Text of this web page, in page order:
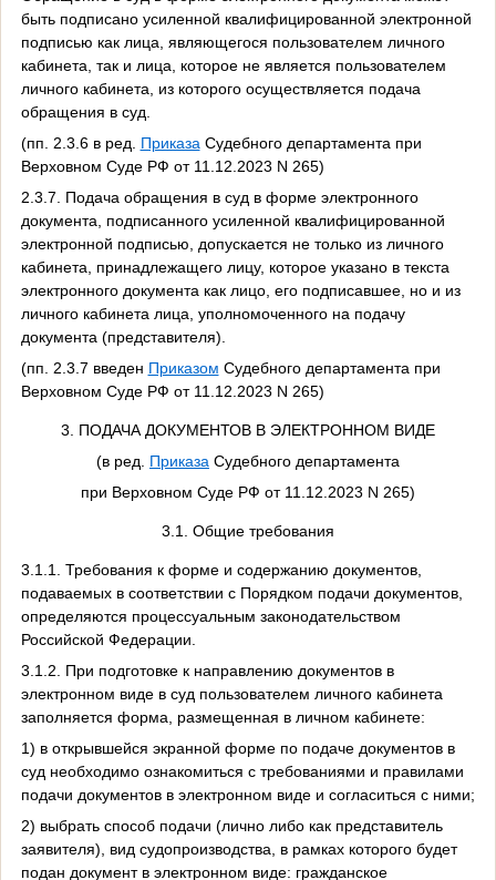
быть подписано усиленной квалифицированной электронной
подписью как лица, являющегося пользователем личного
кабинета, так и лица, которое не является пользователем
личного кабинета, из которого осуществляется подача
обращения в суд.
(пп. 2.3.6 в ред. Приказа Судебного департамента при
Верховном Суде РФ от 11.12.2023 N 265)
2.3.7. Подача обращения в суд в форме электронного
документа, подписанного усиленной квалифицированной
электронной подписью, допускается не только из личного
кабинета, принадлежащего лицу, которое указано в текста
электронного документа как лицо, его подписавшее, но и из
личного кабинета лица, уполномоченного на подачу
документа (представителя).
(пп. 2.3.7 введен Приказом Судебного департамента при
Верховном Суде РФ от 11.12.2023 N 265)
3. ПОДАЧА ДОКУМЕНТОВ В ЭЛЕКТРОННОМ ВИДЕ
(в ред. Приказа Судебного департамента
при Верховном Суде РФ от 11.12.2023 N 265)
3.1. Общие требования
3.1.1. Требования к форме и содержанию документов,
подаваемых в соответствии с Порядком подачи документов,
определяются процессуальным законодательством
Российской Федерации.
3.1.2. При подготовке к направлению документов в
электронном виде в суд пользователем личного кабинета
заполняется форма, размещенная в личном кабинете:
1) в открывшейся экранной форме по подаче документов в
суд необходимо ознакомиться с требованиями и правилами
подачи документов в электронном виде и согласиться с ними;
2) выбрать способ подачи (лично либо как представитель
заявителя), вид судопроизводства, в рамках которого будет
подан документ в электронном виде: гражданское